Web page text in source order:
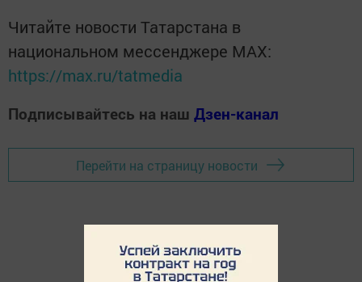
Читайте новости Татарстана в
национальном мессенджере MАХ:
https://max.ru/tatmedia
Подписывайтесь на наш Дзен-канал
Перейти на страницу новости